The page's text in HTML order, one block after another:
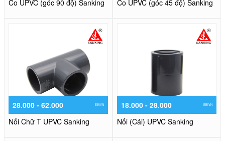
Co UPVC (góc 90 độ) Sanking Co UPVC (góc 45 độ) Sanking
28.000 - 62.000 EBIVN
Nối Chữ T UPVC Sanking
18.000 - 28.000 EBIVN
Nối (Cái) UPVC Sanking